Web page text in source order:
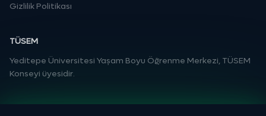
Gizlilik Politikası
TÜSEM
Yeditepe Üniversitesi Yaşam Boyu Öğrenme Merkezi, TÜSEM
Konseyi üyesidir.